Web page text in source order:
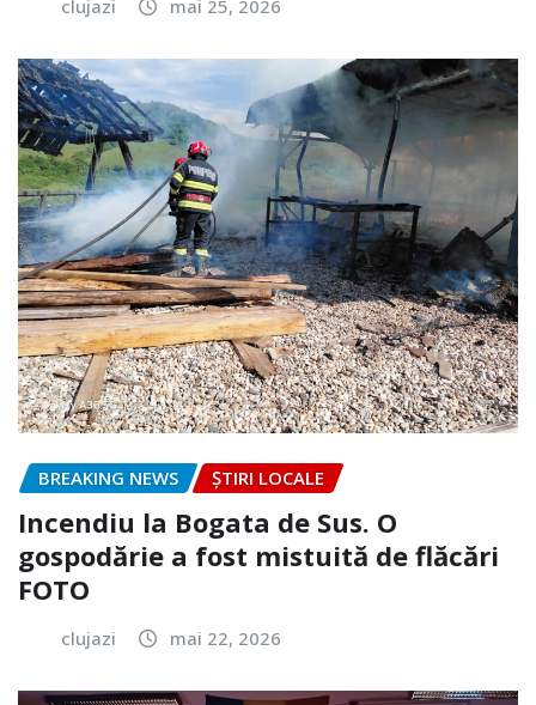
clujazi mai 25, 2026
BREAKING NEWS ȘTIRI LOCALE
Incendiu la Bogata de Sus. O
gospodărie a fost mistuită de flăcări
FOTO
clujazi mai 22, 2026